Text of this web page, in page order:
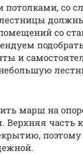
со
со
и
марш на
Верхняя часть